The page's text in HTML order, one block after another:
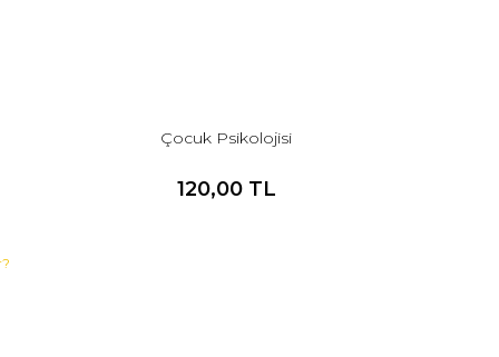
Çocuk Psikolojisi
120,00 TL